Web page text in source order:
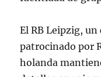
El RB Leipzig,
patrocinado por
holanda